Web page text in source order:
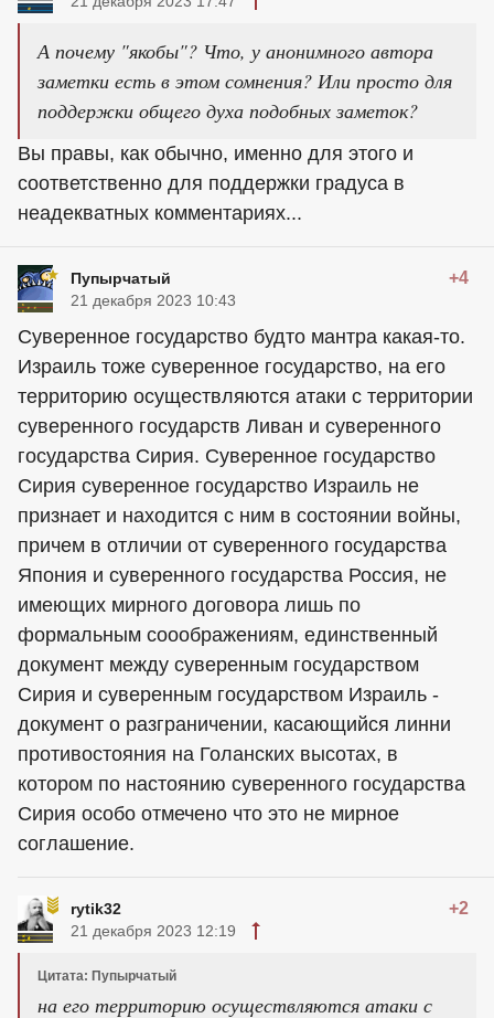
А почему "якобы"? Что, у анонимного автора
заметки есть в этом сомнения? Или просто для
поддержки общего духа подобных заметок?
Вы правы, как обычно, именно для этого и
соответственно для поддержки градуса в
неадекватных комментариях...
Пупырчатый +4
21 декабря 2023 10:43
Суверенное государство будто мантра какая-то.
Израиль тоже суверенное государство, на его
территорию осуществляются атаки с территории
суверенного государств Ливан и суверенного
государства Сирия. Суверенное государство
Сирия суверенное государство Израиль не
признает и находится с ним в состоянии войны,
причем в отличии от суверенного государства
Япония и суверенного государства Россия, не
имеющих мирного договора лишь по
формальным сооображениям, единственный
документ между суверенным государством
Сирия и суверенным государством Израиль -
документ о разграничении, касающийся линни
противостояния на Голанских высотах, в
котором по настоянию суверенного государства
Сирия особо отмечено что это не мирное
соглашение.
rytik32 +2
21 декабря 2023 12:19
Цитата: Пупырчатый
на его территорию осуществляются атаки с